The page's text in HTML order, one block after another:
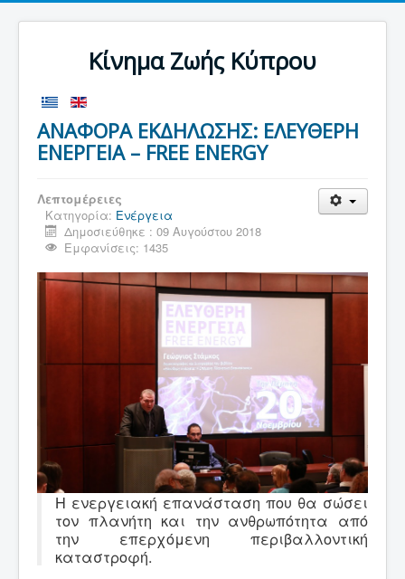
Κίνημα Ζωής Κύπρου
ΑΝΑΦΟΡΑ ΕΚΔΗΛΩΣΗΣ: ΕΛΕΥΘΕΡΗ
ΕΝΕΡΓΕΙΑ – FREE ENERGY
Λεπτομέρειες
Κατηγορία: Ενέργεια
Δημοσιεύθηκε : 09 Αυγούστου 2018
Εμφανίσεις: 1435
Η ενεργειακή επανάσταση που θα σώσει
τον πλανήτη και την ανθρωπότητα από
την επερχόμενη περιβαλλοντική
καταστροφή.